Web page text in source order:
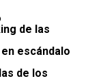
de las
escándalo
de los